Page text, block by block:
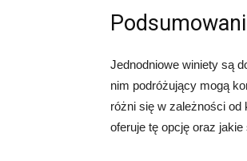
Jednodniowe winiety są
nim podróżujący mogą
różni się w zależności
oferuje tę opcję oraz